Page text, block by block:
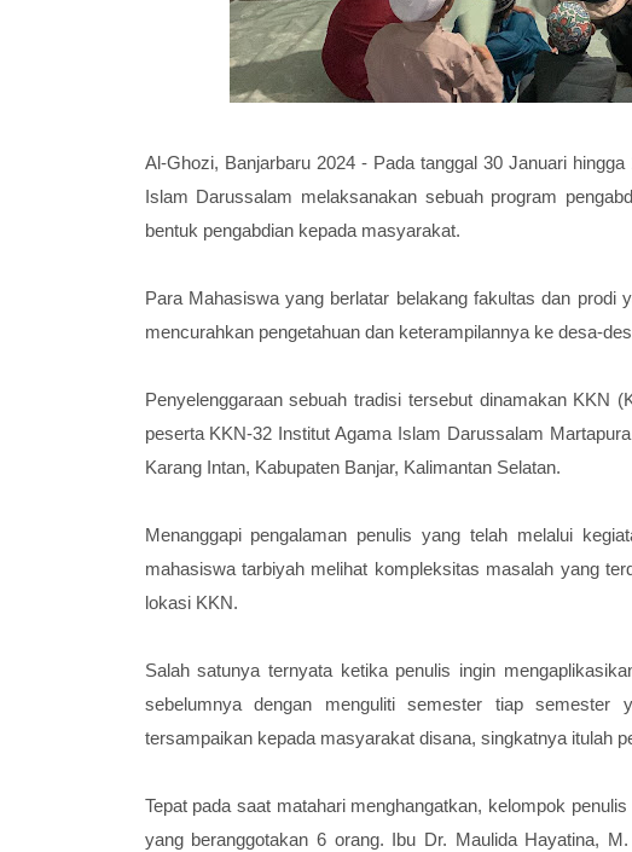
Al-Ghozi, Banjarbaru 2024 - Pada tanggal 30 Januari
Islam Darussalam melaksanakan sebuah program
bentuk pengabdian kepada masyarakat.
Para Mahasiswa yang berlatar belakang fakultas dan prodi
mencurahkan pengetahuan dan keterampilannya ke desa-
Penyelenggaraan sebuah tradisi tersebut dinamakan KKN
peserta KKN-32 Institut Agama Islam Darussalam
Karang Intan, Kabupaten Banjar, Kalimantan Selatan.
Menanggapi pengalaman penulis yang telah melalui
mahasiswa tarbiyah melihat kompleksitas masalah yang
lokasi KKN.
Salah satunya ternyata ketika penulis ingin
sebelumnya dengan menguliti semester tiap
tersampaikan kepada masyarakat disana, singkatnya itulah
Tepat pada saat matahari menghangatkan, kelompok
yang beranggotakan 6 orang. Ibu Dr. Maulida Hayatina,